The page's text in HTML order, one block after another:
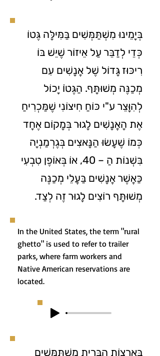
בְּיָמֵינוּ מִשְׁתַּמְּשִׁים בַּמִּילָּה גֶּטוֹ
כְּדֵי לְדַבֵּר עַל אֵיזוֹר שֶׁיֵּשׁ בּוֹ
רִיכּוּז גָּדוֹל שֶׁל אֲנָשִׁים עִם
מְכַנֶּה מְשׁוּתָּף. הַגֶּטוֹֹ יָכוֹל
לְהִוָּצֵר ע"י כּוֹחַ חִיצוֹנִי שֶׁמַּכְרִיחַ
אֶת הָאֲנָשִׁים לָגוּר בְּמָקוֹם אֶחָד
כְּמוֹ שֶׁעָשׂוּ הַנָּאצִים בְּגֶרְמַנְיָה
בִּשְׁנוֹת הַ – 40, אוֹ בְּאוֹפֶן טִבְעִי
כַּאֲשֶׁר אֲנָשִׁים בַּעֲלֵי מְכַנֶּה
מְשׁוּתָּף רוֹצִים לָגוּר זֶה לְצַד.
In the United States, the term "rural
ghetto" is used to refer to trailer
parks, where farm workers and
Native American reservations are
located.
בְּאַרְצוֹת הַבְּרִית מִשְׁתַּמְּשִׁים